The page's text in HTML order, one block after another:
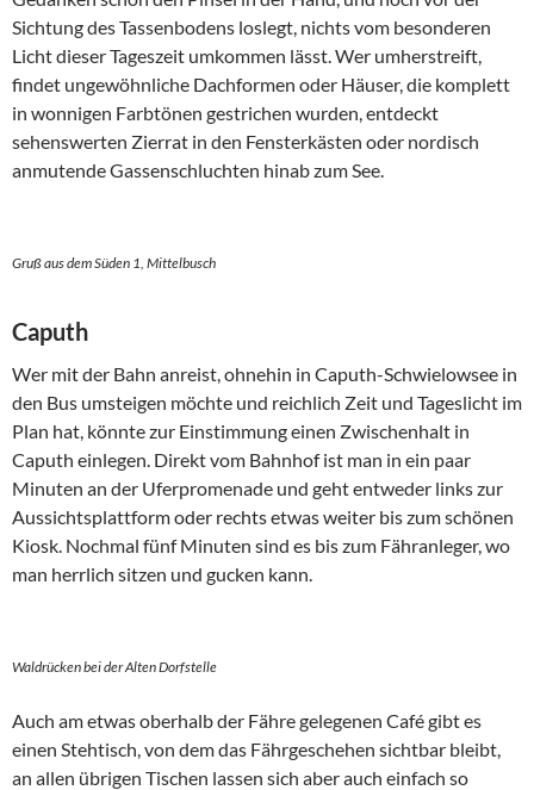
Sichtung des Tassenbodens loslegt, nichts vom besonderen
Licht dieser Tageszeit umkommen lässt. Wer umherstreift,
findet ungewöhnliche Dachformen oder Häuser, die komplett
in wonnigen Farbtönen gestrichen wurden, entdeckt
sehenswerten Zierrat in den Fensterkästen oder nordisch
anmutende Gassenschluchten hinab zum See.
Gruß aus dem Süden 1, Mittelbusch
Caputh
Wer mit der Bahn anreist, ohnehin in Caputh-Schwielowsee in
den Bus umsteigen möchte und reichlich Zeit und Tageslicht im
Plan hat, könnte zur Einstimmung einen Zwischenhalt in
Caputh einlegen. Direkt vom Bahnhof ist man in ein paar
Minuten an der Uferpromenade und geht entweder links zur
Aussichtsplattform oder rechts etwas weiter bis zum schönen
Kiosk. Nochmal fünf Minuten sind es bis zum Fähranleger, wo
man herrlich sitzen und gucken kann.
Waldrücken bei der Alten Dorfstelle
Auch am etwas oberhalb der Fähre gelegenen Café gibt es
einen Stehtisch, von dem das Fährgeschehen sichtbar bleibt,
an allen übrigen Tischen lassen sich aber auch einfach so